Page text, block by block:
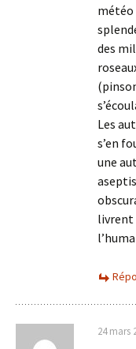
météo
des
Les
s’en
une
livrent
24 mars